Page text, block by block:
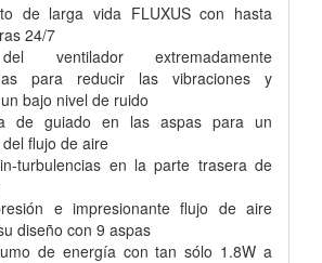
de larga vida FLUXUS con hasta
24/7
ventilador extremadamente
para reducir las vibraciones y
bajo nivel de ruido
de guiado en las aspas para un
flujo de aire
turbulencias en la parte trasera de
e impresionante flujo de aire
diseño con 9 aspas
de energía con tan sólo 1.8W a